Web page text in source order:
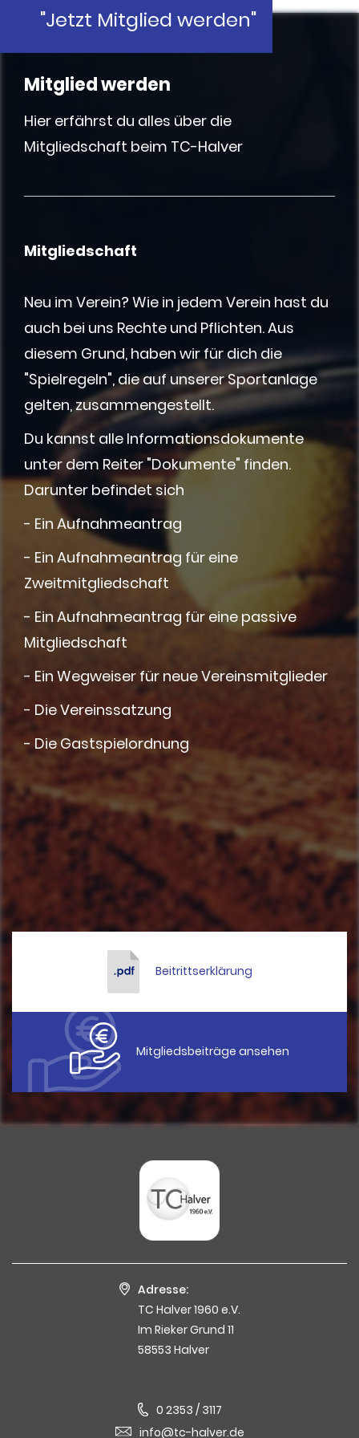
Gipfelstürmer
"Jetzt Mitglied werden"
Mitglied werden
Hier erfährst du alles über die
Mitgliedschaft beim TC-Halver
Mitgliedschaft
Neu im Verein? Wie in jedem Verein hast du
auch bei uns Rechte und Pflichten. Aus
diesem Grund, haben wir für dich die
"Spielregeln", die auf unserer Sportanlage
gelten, zusammengestellt.
Du kannst alle Informationsdokumente
unter dem Reiter "Dokumente" finden.
Darunter befindet sich
- Ein Aufnahmeantrag
- Ein Aufnahmeantrag für eine
Zweitmitgliedschaft
- Ein Aufnahmeantrag für eine passive
Mitgliedschaft
- Ein Wegweiser für neue Vereinsmitglieder
- Die Vereinssatzung
- Die Gastspielordnung
Beitrittserklärung
Mitgliedsbeiträge ansehen
Adresse:
TC Halver 1960 e.V.
Im Rieker Grund 11
58553 Halver
0 2353 / 3117
info@tc-halver.de